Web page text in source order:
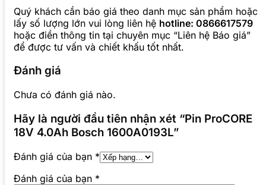
Quý khách cần báo giá theo danh mục sản phẩm hoặc
lấy số lượng lớn vui lòng liên hệ hotline: 0866617579
hoặc điền thông tin tại chuyên mục “Liên hệ Báo giá”
để được tư vấn và chiết khấu tốt nhất.
Đánh giá
Chưa có đánh giá nào.
Hãy là người đầu tiên nhận xét “Pin ProCORE
18V 4.0Ah Bosch 1600A0193L”
Đánh giá của bạn *
Đánh giá của bạn *